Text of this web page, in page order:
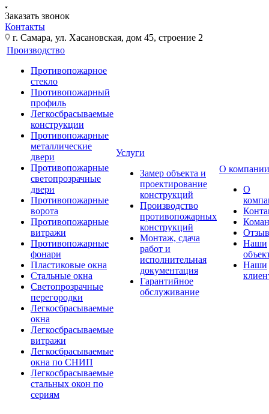
Заказать звонок
Контакты
г. Самара, ул. Хасановская, дом 45, строение 2
Производство
Противопожарное
стекло
Противопожарный
профиль
Легкосбрасываемые
конструкции
Противопожарные
металлические
двери
Противопожарные
светопрозрачные
двери
Противопожарные
ворота
Противопожарные
витражи
Противопожарные
фонари
Пластиковые окна
Стальные окна
Светопрозрачные
перегородки
Легкосбрасываемые
окна
Легкосбрасываемые
витражи
Легкосбрасываемые
окна по СНИП
Легкосбрасываемые
стальных окон по
сериям
Услуги
Замер объекта и
проектирование
конструкций
Производство
противопожарных
конструкций
Монтаж, сдача
работ и
исполнительная
документация
Гарантийное
обслуживание
О компании
О
Наши
Наши